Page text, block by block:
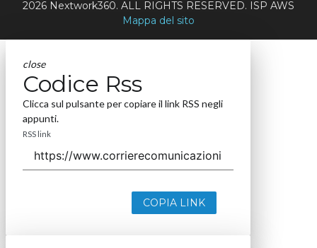
2026 Nextwork360. ALL RIGHTS RESERVED. ISP AWS
Mappa del sito
close
Codice Rss
Clicca sul pulsante per copiare il link RSS negli
appunti.
RSS link
COPIA LINK